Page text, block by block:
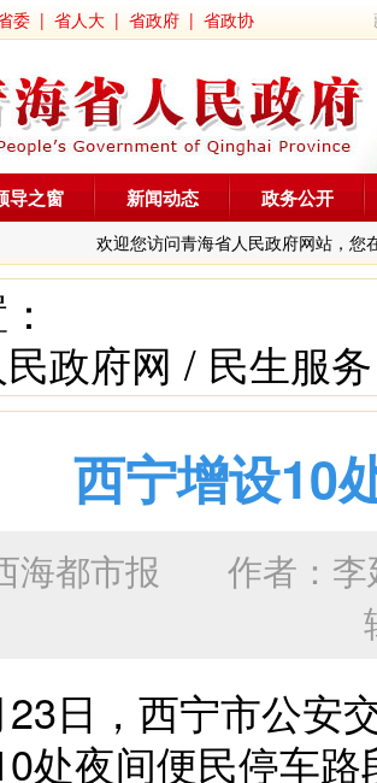
委 | 省人大 | 省政府 | 省政协
欢迎您访问青海省人民政府网站，您
导之窗 新闻动态 政务公开
政府网 / 民生服务
西宁增设10
海都市报 作者：
，西宁市公安交
处夜间便民停车路